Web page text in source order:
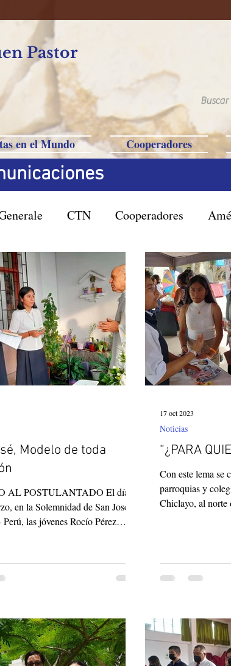
Pastor
en el Mundo Cooperadores
CTN Cooperadores
Australia-Saipan-Taiwan
Familia Paulina Provincia Brasil
Modelo de toda
AL POSTULANTADO El día
en la Solemnidad de San José,
las jóvenes Rocío Pérez
“¿PARA
Con este lema se
parroquias y
Chiclayo, al norte
Noticias
17 oct 2023